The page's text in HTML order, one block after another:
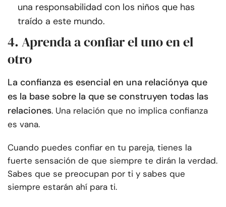
una responsabilidad con los niños que has
traído a este mundo.
4. Aprenda a confiar el uno en el
otro
La confianza es esencial en una relaciónya que
es la base sobre la que se construyen todas las
relaciones. Una relación que no implica confianza
es vana.
Cuando puedes confiar en tu pareja, tienes la
fuerte sensación de que siempre te dirán la verdad.
Sabes que se preocupan por ti y sabes que
siempre estarán ahí para ti.